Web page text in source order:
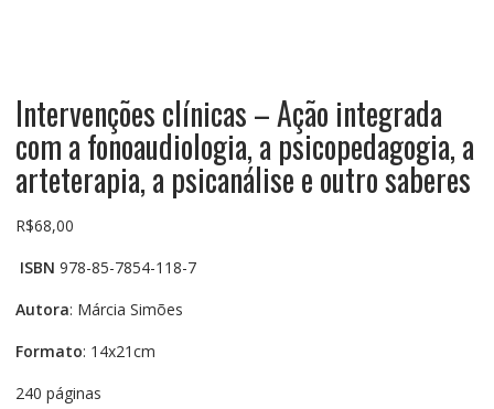
Intervenções clínicas – Ação integrada
com a fonoaudiologia, a psicopedagogia, a
arteterapia, a psicanálise e outro saberes
R$68,00
ISBN 978-85-7854-118-7
Autora: Márcia Simões
Formato: 14x21cm
240 páginas